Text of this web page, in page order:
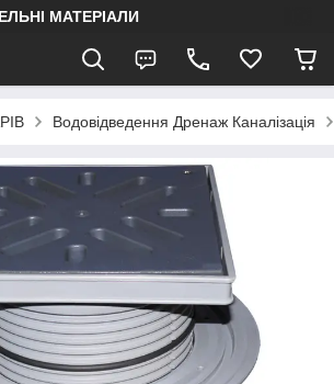
МАТЕРІАЛИ
Водовідведення Дренаж Каналізація